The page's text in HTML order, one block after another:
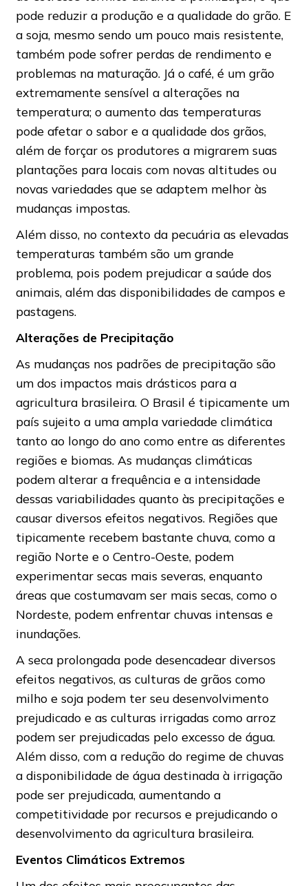
pode reduzir a produção e a qualidade do grão. E
a soja, mesmo sendo um pouco mais resistente,
também pode sofrer perdas de rendimento e
problemas na maturação. Já o café, é um grão
extremamente sensível a alterações na
temperatura; o aumento das temperaturas
pode afetar o sabor e a qualidade dos grãos,
além de forçar os produtores a migrarem suas
plantações para locais com novas altitudes ou
novas variedades que se adaptem melhor às
mudanças impostas.
Além disso, no contexto da pecuária as elevadas
temperaturas também são um grande
problema, pois podem prejudicar a saúde dos
animais, além das disponibilidades de campos e
pastagens.
Alterações de Precipitação
As mudanças nos padrões de precipitação são
um dos impactos mais drásticos para a
agricultura brasileira. O Brasil é tipicamente um
país sujeito a uma ampla variedade climática
tanto ao longo do ano como entre as diferentes
regiões e biomas. As mudanças climáticas
podem alterar a frequência e a intensidade
dessas variabilidades quanto às precipitações e
causar diversos efeitos negativos. Regiões que
tipicamente recebem bastante chuva, como a
região Norte e o Centro-Oeste, podem
experimentar secas mais severas, enquanto
áreas que costumavam ser mais secas, como o
Nordeste, podem enfrentar chuvas intensas e
inundações.
A seca prolongada pode desencadear diversos
efeitos negativos, as culturas de grãos como
milho e soja podem ter seu desenvolvimento
prejudicado e as culturas irrigadas como arroz
podem ser prejudicadas pelo excesso de água.
Além disso, com a redução do regime de chuvas
a disponibilidade de água destinada à irrigação
pode ser prejudicada, aumentando a
competitividade por recursos e prejudicando o
desenvolvimento da agricultura brasileira.
Eventos Climáticos Extremos